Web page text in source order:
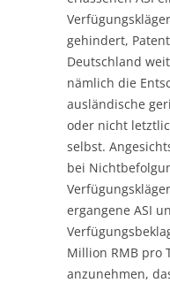
gehindert,
Deutschland
nämlich die
ausländische
oder nicht
selbst.
bei
ergangene ASI
Million RMB pro
anzunehmen,